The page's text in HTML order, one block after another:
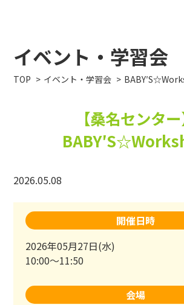
イベント・学習会
TOP イベント・学習会
【桑名センター
2026.05.08
開催日時
2026年05月27日(水)
10:00～11:50
会場